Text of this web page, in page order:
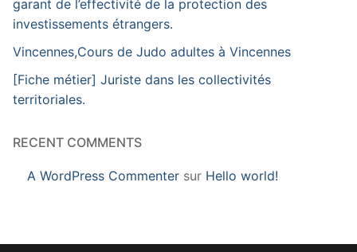
garant de l’effectivité de la protection des
investissements étrangers.
Vincennes,Cours de Judo adultes à Vincennes
[Fiche métier] Juriste dans les collectivités
territoriales.
RECENT COMMENTS
A WordPress Commenter sur Hello world!